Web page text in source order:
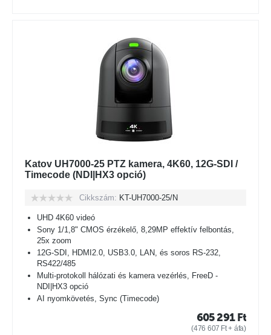
Katov UH7000-25 PTZ kamera, 4K60, 12G-SDI /
Timecode (NDI|HX3 opció)
Cikkszám: KT-UH7000-25/N
UHD 4K60 videó
Sony 1/1,8" CMOS érzékelő, 8,29MP effektív felbontás,
25x zoom
12G-SDI, HDMI2.0, USB3.0, LAN, és soros RS-232,
RS422/485
Multi-protokoll hálózati és kamera vezérlés, FreeD -
NDI|HX3 opció
AI nyomkövetés, Sync (Timecode)
605 291 Ft
(476 607 Ft+ áfa)